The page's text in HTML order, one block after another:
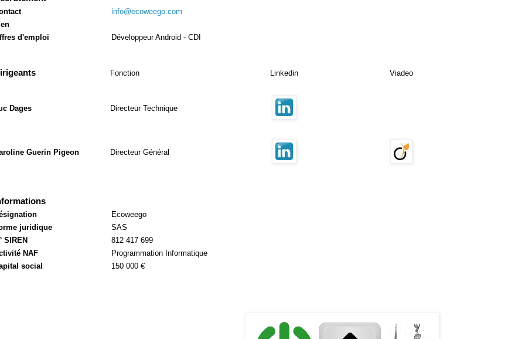
info@ecoweego.com
d'emploi
Développeur Android - CDI
Fonction Linkedin Viadeo
Dages Directeur Technique
Guerin Pigeon Directeur Général
Ecoweego
juridique
SAS
SIREN
812 417 699
NAF
Programmation Informatique
social
150 000 €